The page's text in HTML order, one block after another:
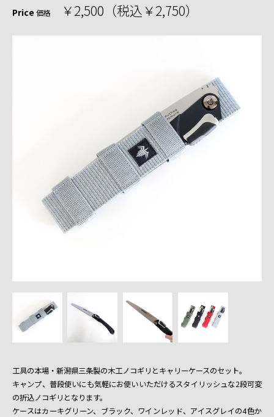
Price 価格 ￥2,500（税込￥2,750）
工具の本場・新潟県三条製の木工ノコギリとキャリーケースのセット。
キャンプ、普段使いにも気軽にお使いいただけるスタイリッシュな2段可変
の折込ノコギリとなります。
ケースはカーキグリーン、ブラック、ワインレッド、アイスグレイの4色か